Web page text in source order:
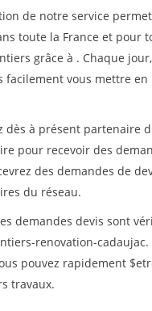
de notre service
toute la France et pour
grâce à . Chaque
facilement vous mettre
dès à présent partenaire
pour recevoir des
des demandes de
du réseau.
demandes devis sont
renovation-
pouvez rapidement
travaux.